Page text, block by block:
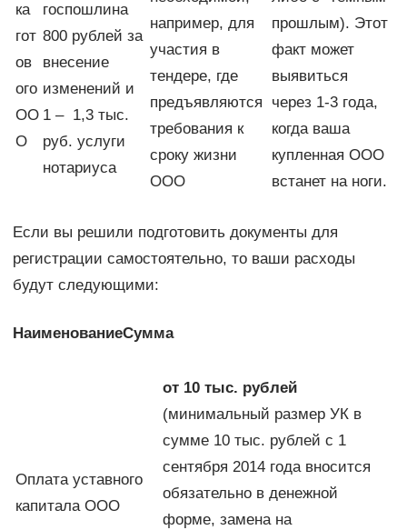
ка
гот
ов
ого
ОО
О
госпошлина
800 рублей за
внесение
изменений и
1 – 1,3 тыс.
руб. услуги
нотариуса
например, для
участия в
тендере, где
предъявляются
требования к
сроку жизни
ООО
прошлым). Этот
факт может
выявиться
через 1-3 года,
когда ваша
купленная ООО
встанет на ноги.
Если вы решили подготовить документы для
регистрации самостоятельно, то ваши расходы
будут следующими:
НаименованиеСумма
Оплата уставного
капитала ООО
от 10 тыс. рублей
(минимальный размер УК в
сумме 10 тыс. рублей с 1
сентября 2014 года вносится
обязательно в денежной
форме, замена на